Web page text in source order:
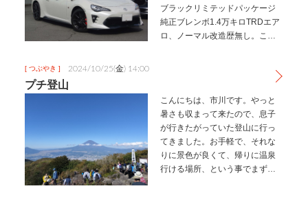
ブラックリミテッドパッケージ
純正ブレンボ1.4万キロTRDエア
ロ、ノーマル改造歴無し。こち
[ つぶやき ] 2024/10/25(金) 14:00
プチ登山
こんにちは、市川です。やっと
暑さも収まって来たので、息子
が行きたがっていた登山に行っ
てきました。お手軽で、それな
りに景色が良くて、帰りに温泉
行ける場所、という事でまずは